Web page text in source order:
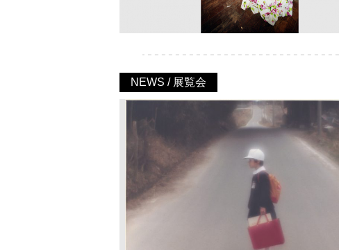
NEWS / 展覧会